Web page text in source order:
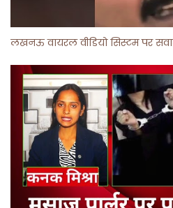
लखनऊ वायरल वीडियो सिस्टम पर